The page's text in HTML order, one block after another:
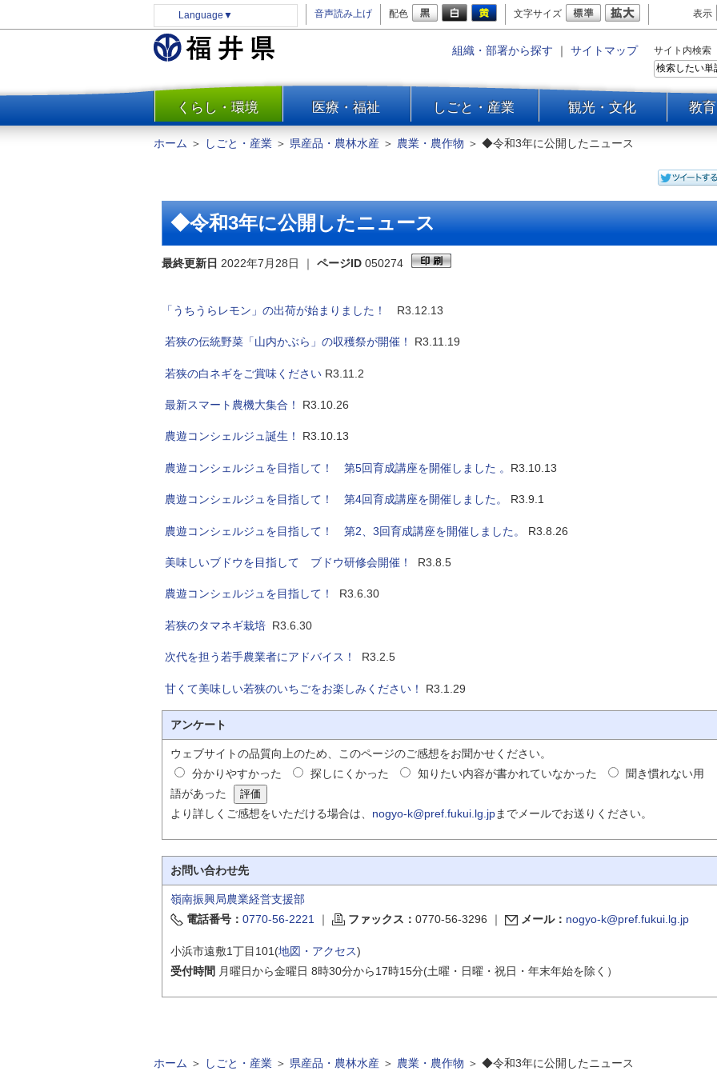
Language ▼ 音声読み上げ 配色 文字サイズ 表示
組織・部署から探す ｜ サイトマップ サイト内検索
一覧
くらし・環境 医療・福祉 しごと・産業 観光・文化 教
防災
水道・エネルギー
住まい・土地
環境問題・廃棄物対策・リサ
イクル
河川・砂防・港湾
自然
ホーム ＞ しごと・産業 ＞ 県産品・農林水産 ＞ 農業・農作物 ＞ ◆令和3年に公開したニュース
◆令和3年に公開したニュース
最終更新日 2022年7月28日 ｜ ページID 050274
「うちうらレモン」の出荷が始まりました！ R3.12.13
若狭の伝統野菜「山内かぶら」の収穫祭が開催！ R3.11.19
若狭の白ネギをご賞味ください R3.11.2
最新スマート農機大集合！ R3.10.26
農遊コンシェルジュ誕生！ R3.10.13
農遊コンシェルジュを目指して！ 第5回育成講座を開催しました 。 R3.10.13
農遊コンシェルジュを目指して！ 第4回育成講座を開催しました。 R3.9.1
農遊コンシェルジュを目指して！ 第2、3回育成講座を開催しました。 R3.8.26
美味しいブドウを目指して ブドウ研修会開催！ R3.8.5
農遊コンシェルジュを目指して！ R3.6.30
若狭のタマネギ栽培 R3.6.30
次代を担う若手農業者にアドバイス！ R3.2.5
甘くて美味しい若狭のいちごをお楽しみください！ R3.1.29
アンケート
ウェブサイトの品質向上のため、このページのご感想をお聞かせください。
分かりやすかった
探しにくかった 知りたい内容が書かれていなかった
聞き慣れない用
語があった
より詳しくご感想をいただける場合は、 nogyo-k@pref.fukui.lg.jpまでメールでお送りください。
お問い合わせ先
嶺南振興局農業経営支援部
電話番号： 0770-56-2221 ｜ ファックス： 0770-56-3296 ｜ メール： nogyo-k@pref.fukui.lg.jp
小浜市遠敷1丁目101(地図・アクセス)
受付時間 月曜日から金曜日 8時30分から17時15分(土曜・日曜・祝日・年末年始を除く）
ホーム ＞ しごと・産業 ＞ 県産品・農林水産 ＞ 農業・農作物 ＞ ◆令和3年に公開したニュース